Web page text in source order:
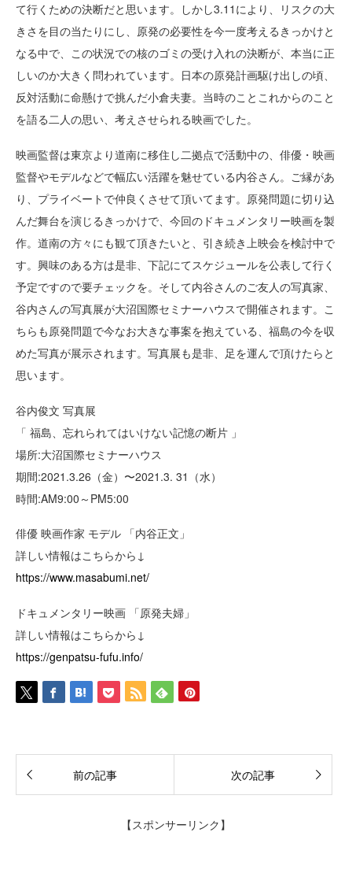
て行くための決断だと思います。しかし3.11により、リスクの大
きさを目の当たりにし、原発の必要性を今一度考えるきっかけと
なる中で、この状況での核のゴミの受け入れの決断が、本当に正
しいのか大きく問われています。日本の原発計画駆け出しの頃、
反対活動に命懸けで挑んだ小倉夫妻。当時のことこれからのこと
を語る二人の思い、考えさせられる映画でした。
映画監督は東京より道南に移住し二拠点で活動中の、俳優・映画
監督やモデルなどで幅広い活躍を魅せている内谷さん。ご縁があ
り、プライベートで仲良くさせて頂いてます。原発問題に切り込
んだ舞台を演じるきっかけで、今回のドキュメンタリー映画を製
作。道南の方々にも観て頂きたいと、引き続き上映会を検討中で
す。興味のある方は是非、下記にてスケジュールを公表して行く
予定ですので要チェックを。そして内谷さんのご友人の写真家、
谷内さんの写真展が大沼国際セミナーハウスで開催されます。こ
ちらも原発問題で今なお大きな事案を抱えている、福島の今を収
めた写真が展示されます。写真展も是非、足を運んで頂けたらと
思います。
谷内俊文 写真展
「 福島、忘れられてはいけない記憶の断片 」
場所:大沼国際セミナーハウス
期間:2021.3.26（金）〜2021.3. 31（水）
時間:AM9:00～PM5:00
俳優 映画作家 モデル 「内谷正文」
詳しい情報はこちらから↓
https://www.masabumi.net/
ドキュメンタリー映画 「原発夫婦」
詳しい情報はこちらから↓
https://genpatsu-fufu.info/
前の記事 次の記事
【スポンサーリンク】